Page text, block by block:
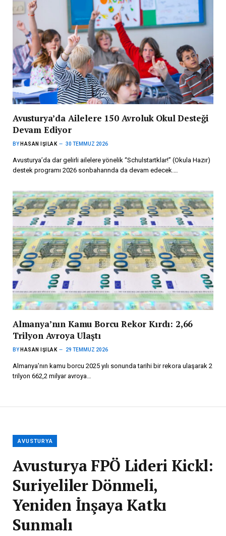
Avusturya’da Ailelere 150 Avroluk Okul Desteği
Devam Ediyor
BY HASAN IŞILAK 30 TEMMUZ 2026
Avusturya’da dar gelirli ailelere yönelik “Schulstartklar!” (Okula Hazır)
destek programı 2026 sonbaharında da devam edecek.…
Almanya’nın Kamu Borcu Rekor Kırdı: 2,66
Trilyon Avroya Ulaştı
BY HASAN IŞILAK 29 TEMMUZ 2026
Almanya’nın kamu borcu 2025 yılı sonunda tarihi bir rekora ulaşarak 2
trilyon 662,2 milyar avroya…
AVUSTURYA
Avusturya FPÖ Lideri Kickl:
Suriyeliler Dönmeli,
Yeniden İnşaya Katkı
Sunmalı